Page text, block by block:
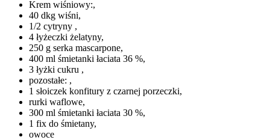
Krem wiśniowy:,
40 dkg wiśni,
1/2 cytryny ,
4 łyżeczki żelatyny,
250 g serka mascarpone,
400 ml śmietanki łaciata 36 %,
3 łyżki cukru ,
pozostałe: ,
1 słoiczek konfitury z czarnej porzeczki,
rurki waflowe,
300 ml śmietanki łaciata 30 %,
1 fix do śmietany,
owoce